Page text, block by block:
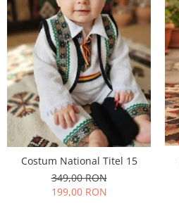
Costum National Titel 15
349,00 RON
199,00 RON